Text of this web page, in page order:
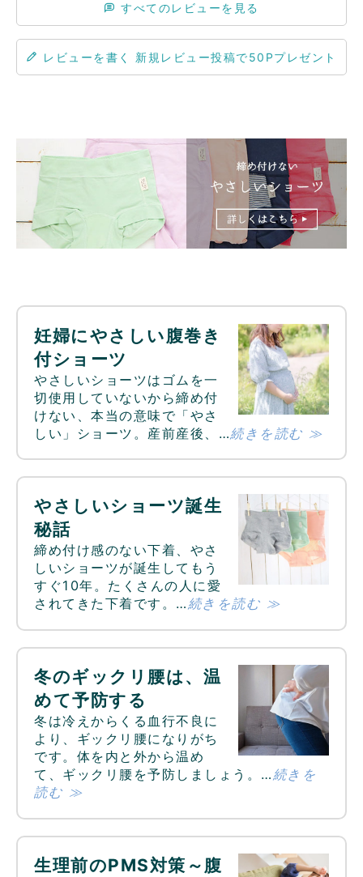
すべてのレビューを見る
レビューを書く
妊婦にやさしい腹巻き
付ショーツ
やさしいショーツはゴムを一
切使用していないから締め付
けない、本当の意味で「やさ
しい」ショーツ。産前産後、…続きを読む ≫
やさしいショーツ誕生
秘話
締め付け感のない下着、やさ
しいショーツが誕生してもう
すぐ10年。たくさんの人に愛
されてきた下着です。…続きを読む ≫
冬のギックリ腰は、温
めて予防する
冬は冷えからくる血行不良に
より、ギックリ腰になりがち
です。体を内と外から温め
て、ギックリ腰を予防しましょう。…続きを
読む ≫
生理前のPMS対策～腹